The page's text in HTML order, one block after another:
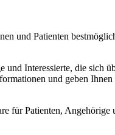
und Patienten
Interessierte, die sich
und geben
für Patienten,